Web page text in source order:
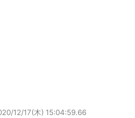
12/17(木) 15:04:59.66